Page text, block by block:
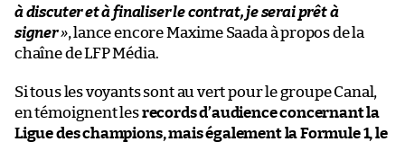
à discuter et à finaliser le contrat, je serai prêt à
signer», lance encore Maxime Saada à propos de la
chaîne de LFP Média.
Si tous les voyants sont au vert pour le groupe Canal,
en témoignent lesrecords d’audience concernant la
Ligue des champions, mais également la Formule 1, le